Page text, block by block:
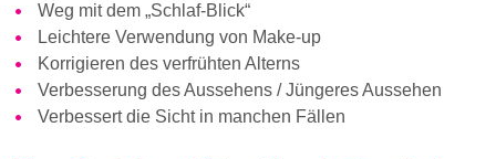
Weg mit dem „Schlaf-Blick“
Leichtere Verwendung von Make-up
Korrigieren des verfrühten Alterns
Verbesserung des Aussehens / Jüngeres Aussehen
Verbessert die Sicht in manchen Fällen